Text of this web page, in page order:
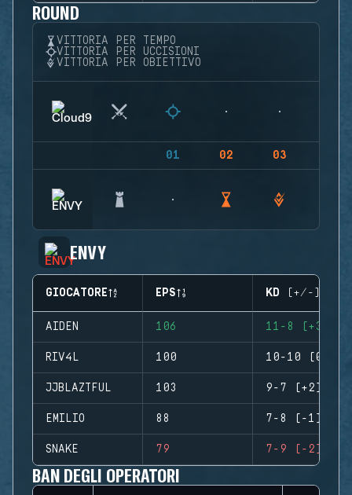
ROUND
VITTORIA PER TEMPO
VITTORIA PER UCCISIONI
VITTORIA PER OBIETTIVO
01 02 03
ENVY
GIOCATORE EPS KD (+/-)
AIDEN 106 11-8 (+3)
RIV4L 100 10-10 (0)
JJBLAZTFUL 103 9-7 (+2)
EMILIO 88 7-8 (-1)
SNAKE 79 7-9 (-2)
BAN DEGLI OPERATORI